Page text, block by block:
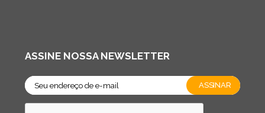
ASSINE NOSSA NEWSLETTER